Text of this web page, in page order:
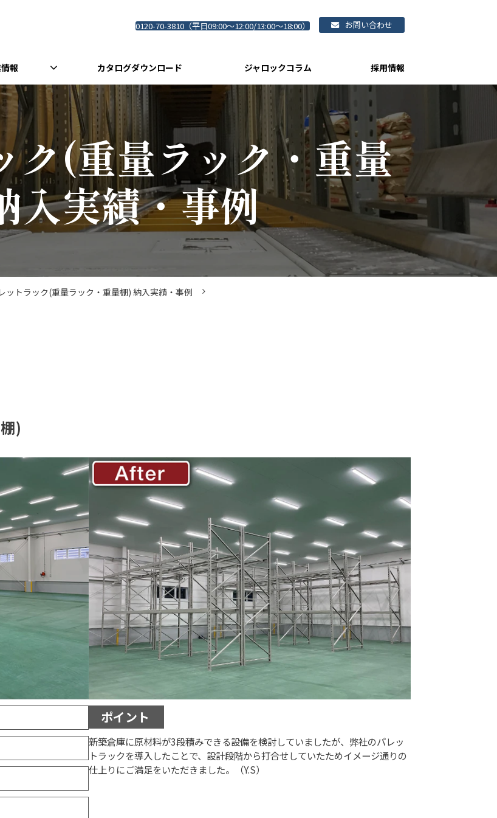
0120-70-3810（平日09:00～12:00/13:00～18:00） お問い合わせ
報 カタログダウンロード ジャロックコラム 採用情報
ク(重量ラック・重量
入実績・事例
ットラック(重量ラック・重量棚) 納入実績・事例
)
ポイント
新築倉庫に原材料が3段積みできる設備を検討していましたが、弊社のパレッ
トラックを導入したことで、設計段階から打合せしていたためイメージ通りの
仕上りにご満足をいただきました。（Y.S）